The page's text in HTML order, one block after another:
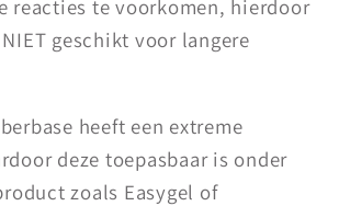
reacties te voorkomen, hierdoor
geschikt voor langere
heeft een extreme
deze toepasbaar is onder
zoals Easygel of